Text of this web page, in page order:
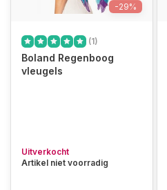
-29%
(1)
Boland Regenboog
vleugels
Uitverkocht
Artikel niet voorradig